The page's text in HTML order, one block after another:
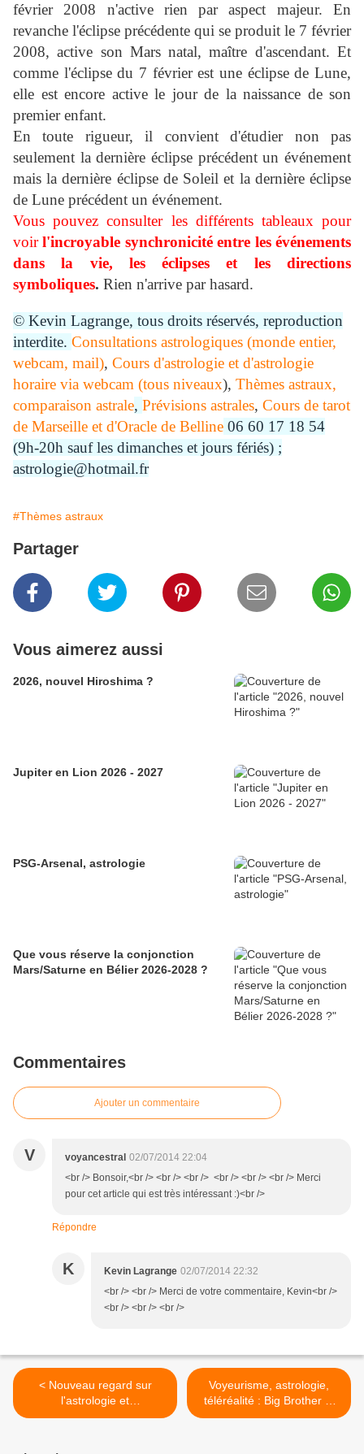
février 2008 n'active rien par aspect majeur. En
revanche l'éclipse précédente qui se produit le 7 février
2008, active son Mars natal, maître d'ascendant. Et
comme l'éclipse du 7 février est une éclipse de Lune,
elle est encore active le jour de la naissance de son
premier enfant.
En toute rigueur, il convient d'étudier non pas
seulement la dernière éclipse précédent un événement
mais la dernière éclipse de Soleil et la dernière éclipse
de Lune précédent un événement.
Vous pouvez consulter les différents tableaux pour
voirl'incroyable synchronicité entre les événements
dans la vie, les éclipses et les directions
symboliques. Rien n'arrive par hasard.
© Kevin Lagrange, tous droits réservés, reproduction
interdite. Consultations astrologiques (monde entier,
webcam, mail), Cours d'astrologie et d'astrologie
horaire via webcam (tous niveaux), Thèmes astraux,
comparaison astrale, Prévisions astrales, Cours de tarot
de Marseille et d'Oracle de Belline 06 60 17 18 54
(9h-20h sauf les dimanches et jours fériés) ;
astrologie@hotmail.fr
#Thèmes astraux
Partager
Vous aimerez aussi
2026, nouvel Hiroshima ?
Jupiter en Lion 2026 - 2027
PSG-Arsenal, astrologie
Que vous réserve la conjonction
Mars/Saturne en Bélier 2026-2028 ?
Commentaires
Ajouter un commentaire
V voyancestral 02/07/2014 22:04
<br /> Bonsoir,<br /> <br /> <br /> <br /> <br /> <br /> Merci
pour cet article qui est très intéressant :)<br />
Répondre
K Kevin Lagrange 02/07/2014 22:32
<br /> <br /> Merci de votre commentaire, Kevin<br />
<br /> <br /> <br />
< Nouveau regard sur
l'astrologie et
l'homéopathie, le retour de
Voyeurisme, astrologie,
téléréalité : Big Brother et
George Orwell >